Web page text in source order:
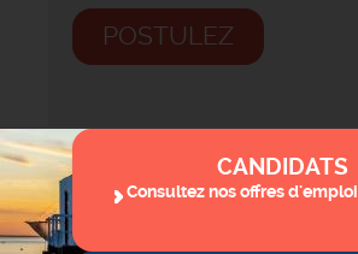
POSTULEZ
CANDIDATS
Consultez nos offres d'emploi